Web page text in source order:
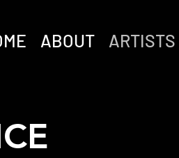
ABOUT ARTISTS